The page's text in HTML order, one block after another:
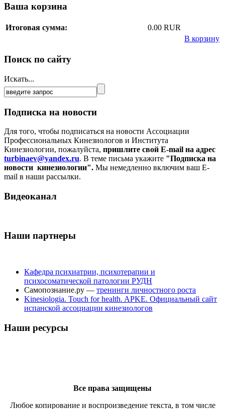
Ваша корзина
Итоговая сумма:
0.00 RUR
В корзину
Поиск по сайту
Искать...
Подписка на новости
Для того, чтобы подписаться на новости Ассоциации
Профессиональных Кинезиологов и Института
Кинезиологии, пожалуйста, пришлите свой E-mail на адрес
turbinaev@yandex.ru. В теме письма укажите "Подписка на
новости кинезиологии". Мы немедленно включим ваш E-
mail в наши рассылки.
Видеоканал
Наши партнеры
Кафедра психиатрии, психотерапии и
психосоматической патологии РУДН
Самопознание.ру — тренинги личностного роста
Kinesiologia. Touch for health. APKE. Официальный сайт
испанской ассоциации кинезиологов
Наши ресурсы
Все права защищены
Любое копирование и воспроизведение текста, в том числе